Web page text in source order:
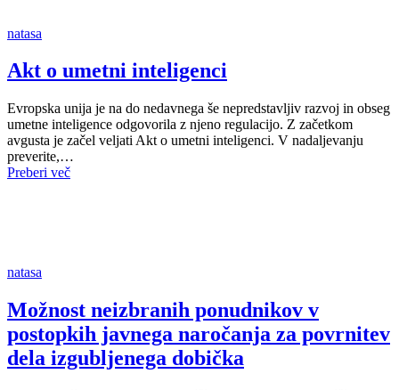
natasa
Akt o umetni inteligenci
Evropska unija je na do nedavnega še nepredstavljiv razvoj in obseg
umetne inteligence odgovorila z njeno regulacijo. Z začetkom
avgusta je začel veljati Akt o umetni inteligenci. V nadaljevanju
preverite,…
Preberi več
natasa
Možnost neizbranih ponudnikov v
postopkih javnega naročanja za povrnitev
dela izgubljenega dobička